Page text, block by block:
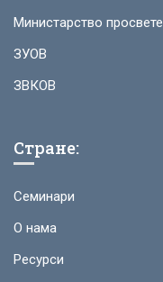
Министарство просвете
ЗУОВ
ЗВКОВ
Стране:
Семинари
О нама
Ресурси